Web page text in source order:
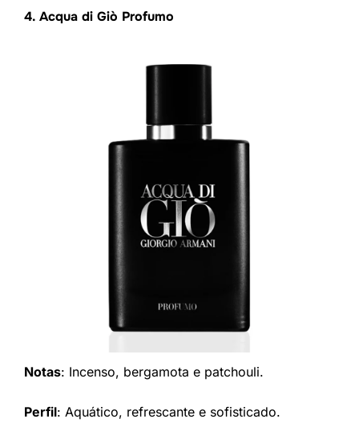
4. Acqua di Giò Profumo
Notas: Incenso, bergamota e patchouli.
Perfil: Aquático, refrescante e sofisticado.